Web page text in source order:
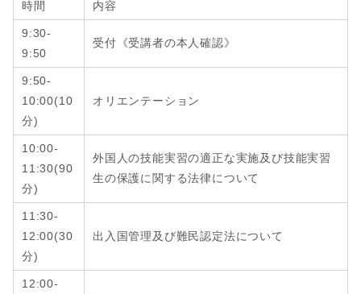
時間 内容
9:30-
9:50
受付《受講者の本人確認》
9:50-
10:00(10
分)
オリエンテーション
10:00-
11:30(90
分)
外国人の技能実習の適正な実施及び技能実習
生の保護に関する法律について
11:30-
12:00(30
分)
出入国管理及び難民認定法について
12:00-